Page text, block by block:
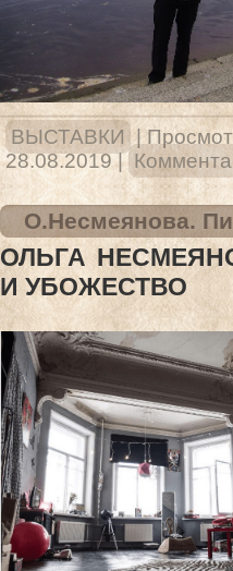
ВЫСТАВКИ |
28.08.2019 |
О.Несмеянова.
ОЛЬГА
И УБОЖЕСТВО